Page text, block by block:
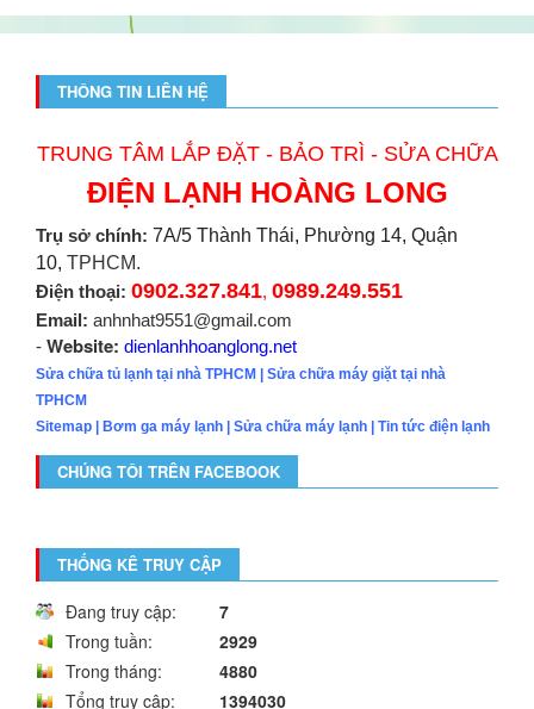
THÔNG TIN LIÊN HỆ
TRUNG TÂM LẮP ĐẶT - BẢO TRÌ - SỬA CHỮA
ĐIỆN LẠNH HOÀNG LONG
Trụ sở chính: 7A/5 Thành Thái, Phường 14, Quận
10, TPHCM.
Điện thoại: 0902.327.841, 0989.249.551
Email: anhnhat9551@gmail.com
- Website: dienlanhhoanglong.net
Sửa chữa tủ lạnh tại nhà TPHCM | Sửa chữa máy giặt tại nhà
TPHCM
Sitemap | Bơm ga máy lạnh | Sửa chữa máy lạnh | Tin tức điện lạnh
CHÚNG TÔI TRÊN FACEBOOK
THỐNG KÊ TRUY CẬP
Đang truy cập:
7
Trong tuần:
2929
Trong tháng:
4880
Tổng truy cập:
1394030